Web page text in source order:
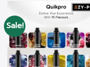
Sale!